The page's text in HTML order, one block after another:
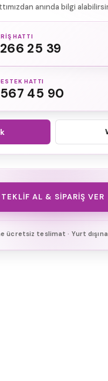
anında bilgi
HATTI
25 39
HATTI
45 90
TEKLIF AL & SIPARIŞ VER
ücretsiz teslimat · Yurt